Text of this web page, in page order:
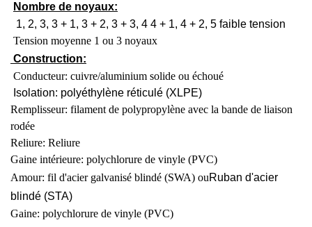
Nombre de noyaux:
1, 2, 3, 3 + 1, 3 + 2, 3 + 3, 4 4 + 1, 4 + 2, 5 faible tension
Tension moyenne 1 ou 3 noyaux
Construction:
Conducteur: cuivre/aluminium solide ou échoué
Isolation: polyéthylène réticulé (XLPE)
Remplisseur: filament de polypropylène avec la bande de liaison
rodée
Reliure: Reliure
Gaine intérieure: polychlorure de vinyle (PVC)
Amour: fil d'acier galvanisé blindé (SWA) ouRuban d'acier
blindé (STA)
Gaine: polychlorure de vinyle (PVC)